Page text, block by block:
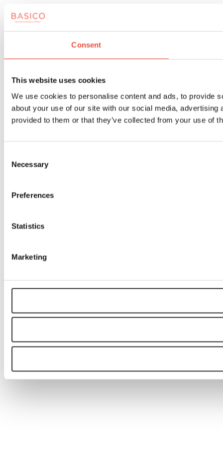
Consent
This website uses cookies
We use cookies to personalise content and ads, to provide
about your use of our site with our social media,
provided to them or that they’ve collected from your use of
Selection
Necessary
Preferences
Statistics
Marketing